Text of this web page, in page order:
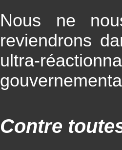
Nous ne
reviendrons
ultra-
Contre